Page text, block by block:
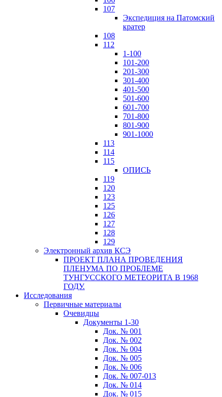
107
Экспедиция на Патомский
кратер
108
112
1-100
101-200
201-300
301-400
401-500
501-600
601-700
701-800
801-900
901-1000
113
114
115
ОПИСЬ
119
120
123
125
126
127
128
129
Электронный архив КСЭ
ПРОЕКТ ПЛАНА ПРОВЕДЕНИЯ
ПЛЕНУМА ПО ПРОБЛЕМЕ
ТУНГУССКОГО МЕТЕОРИТА В 1968
ГОДУ.
Исследования
Первичные материалы
Очевидцы
Документы 1-30
Док. № 001
Док. № 002
Док. № 004
Док. № 005
Док. № 006
Док. № 007-013
Док. № 014
Док. № 015